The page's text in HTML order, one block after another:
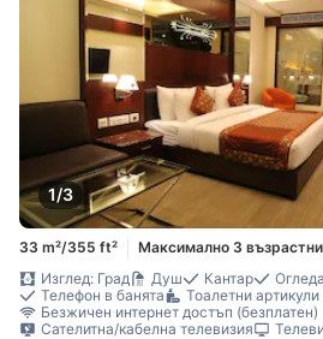
1/3
33 m²/355 ft² Максимално 3 възрастни
Изглед: Град
Душ Кантар
Телефон в банята
Тоалетни артикули
Безжичен интернет достъп (безплатен)
Сателитна/кабелна телевизия